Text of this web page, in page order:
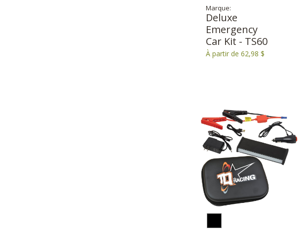
Marque:
Deluxe
Emergency
Car Kit - TS60
À partir de 62,98 $